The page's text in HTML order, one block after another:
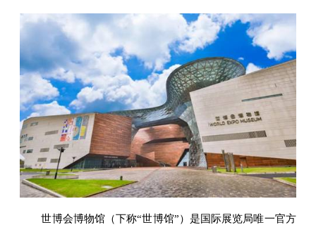
世博会博物馆（下称“世博馆”）是国际展览局唯一官方